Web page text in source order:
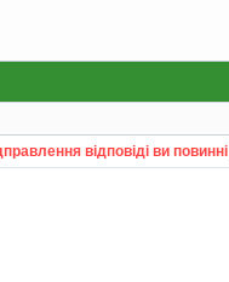
відповіді ви повинні